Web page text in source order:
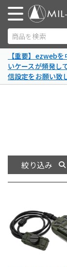
商品を検索
【重要】ezweb
いケースが頻発し
信設定をお願い致
絞り込み